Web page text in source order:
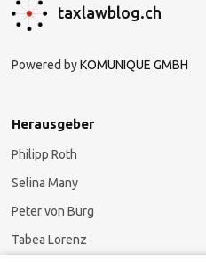
taxlawblog.ch
Powered byKOMUNIQUE GMBH
Herausgeber
Philipp Roth
Selina Many
Peter von Burg
Tabea Lorenz